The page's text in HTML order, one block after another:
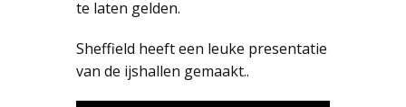
te laten gelden.
Sheffield heeft een leuke presentatie
van de ijshallen gemaakt..